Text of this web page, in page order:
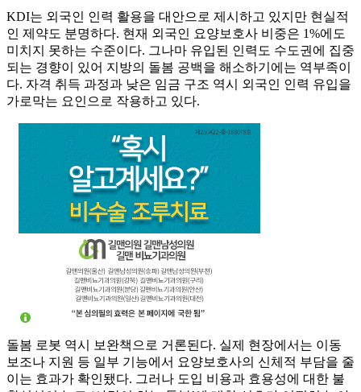
KDI는 외국인 인력 활용을 대안으로 제시하고 있지만 현실적
인 제약도 분명하다. 현재 외국인 요양보호사 비중은 1%에도
미치지 못하는 수준이다. 그나마 유입된 인력도 수도권에 집중
되는 경향이 있어 지방의 돌봄 공백을 해소하기에는 역부족이
다. 자격 취득 과정과 낮은 임금 구조 역시 외국인 인력 유입을
가로막는 요인으로 작용하고 있다.
돌봄 로봇 역시 보완책으로 거론된다. 실제 현장에서는 이동
보조나 지원 등 일부 기능에서 요양보호사의 신체적 부담을 줄
이는 효과가 확인됐다. 그러나 도입 비용과 효용성에 대한 불